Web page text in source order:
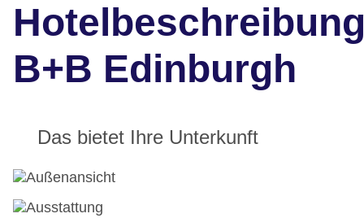
B+B Edinburgh
Das bietet Ihre Unterkunft